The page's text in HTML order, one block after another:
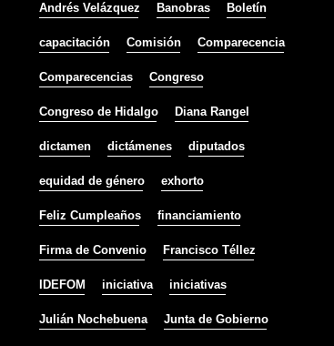
Andrés Velázquez Banobras Boletín
capacitación Comisión Comparecencia
Comparecencias Congreso
Congreso de Hidalgo Diana Rangel
dictamen dictámenes diputados
equidad de género exhorto
Feliz Cumpleaños financiamiento
Firma de Convenio Francisco Téllez
IDEFOM iniciativa iniciativas
Julián Nochebuena Junta de Gobierno